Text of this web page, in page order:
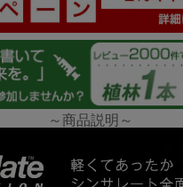
98.1
～商品説明～